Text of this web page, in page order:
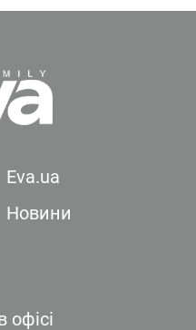
Eva.ua
Новини
офісі